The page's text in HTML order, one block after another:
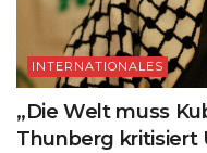
INTERNATIONALES
„Die Welt muss
Thunberg kritisiert